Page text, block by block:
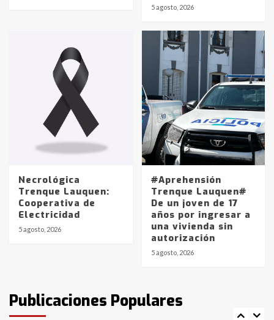
5 agosto, 2026
Necrológica
Trenque Lauquen:
Cooperativa de
Electricidad
5 agosto, 2026
#Aprehensión
Trenque Lauquen#
De un joven de 17
años por ingresar a
una vivienda sin
autorización
5 agosto, 2026
Publicaciones Populares
pampeanos que fueron
en la mañana del lunes
Accidente en Ruta 5: falleció un
joven de Trenque Lauquen
Los precios de los combustibles en
La Pampa, desde YPF hasta Axion
entre 857 a 1338 pesos
La Bolsa de Cereales de Bahía
Blanca anticipa que Agosto vendrá
con lluvias y heladas, en gran parte
fueron detenidos por
comercialización de drogas en la
tarde del sábado